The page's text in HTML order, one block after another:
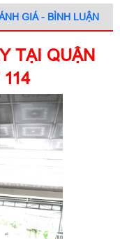
GIÁ - BÌNH LUẬN
TẠI QUẬN